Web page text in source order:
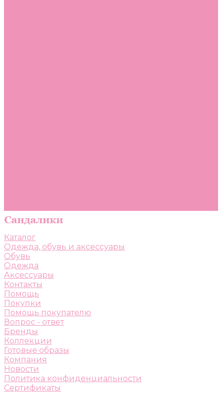
Каталог
Одежда, обувь и аксессуары
Обувь
Одежда
Аксессуары
Контакты
Помощь
Покупки
Помощь покупателю
Вопрос - ответ
Бренды
Коллекции
Готовые образы
Компания
Новости
Политика конфиденциальности
Сертификаты